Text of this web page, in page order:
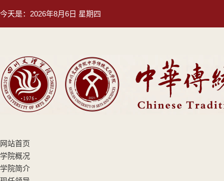
今天是： 2026年8月6日 星期四
网站首页
学院概况
学院简介